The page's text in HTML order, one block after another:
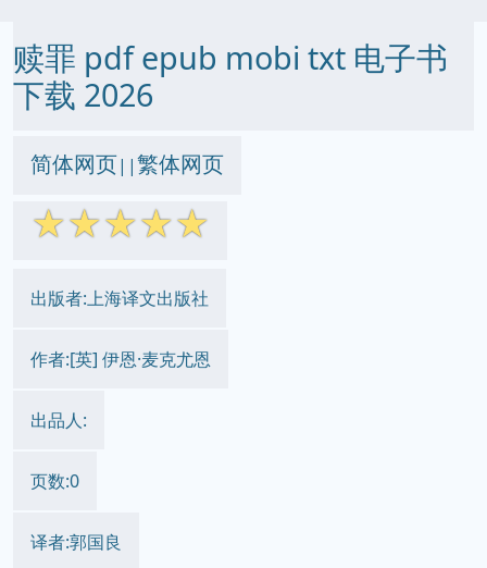
赎罪 pdf epub mobi txt 电子书
下载 2026
简体网页||繁体网页
☆☆☆☆☆
出版者:上海译文出版社
作者:[英] 伊恩·麦克尤恩
出品人:
页数:0
译者:郭国良